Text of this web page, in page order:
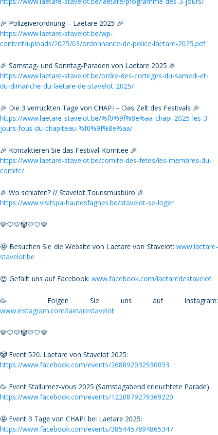
🎉 Polizeiverordnung – Laetare 2025 🎉
https://www.laetare-stavelot.be/wp-
content/uploads/2025/03/ordonnance-de-police-laetare-2025.pdf
🎉 Samstag- und Sonntag-Paraden von Laetare 2025 🎉
https://www.laetare-stavelot.be/ordre-des-corteges-du-samedi-et-
du-dimanche-du-laetare-de-stavelot-2025/
🎉 Die 3 verrückten Tage von CHAPI – Das Zelt des Festivals 🎉
https://www.laetare-stavelot.be/%f0%9f%8e%aa-chapi-2025-les-3-
jours-fous-du-chapiteau-%f0%9f%8e%aa/
🎉 Kontaktieren Sie das Festival-Komitee 🎉
https://www.laetare-stavelot.be/comite-des-fetes/les-membres-du-
comite/
🎉 Wo schlafen? // Stavelot Tourismusbüro 🎉
https://www.visitspa-hautesfagnes.be/stavelot-se-loger
💙🤍💛🤡💛🤍💙
🤩 Besuchen Sie die Website von Laetare von Stavelot: www.laetare-
stavelot.be
😍 Gefällt uns auf Facebook: www.facebook.com/laetaredestavelot
🥳 Folgen Sie uns auf Instagram:
www.instagram.com/laetarestavelot
💙🤍💛🤡💛🤍💙
🤡 Event 520. Laetare von Stavelot 2025:
https://www.facebook.com/events/268892032930053
🥳 Event Stallumez-vous 2025 (Samstagabend erleuchtete Parade):
https://www.facebook.com/events/1220879279369220
🤩 Event 3 Tage von CHAPI bei Laetare 2025:
https://www.facebook.com/events/3854457894865347